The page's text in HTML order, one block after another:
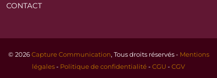
CONTACT
© 2026 Capture Communication, Tous droits réservés - Mentions
légales - Politique de confidentialité - CGU - CGV